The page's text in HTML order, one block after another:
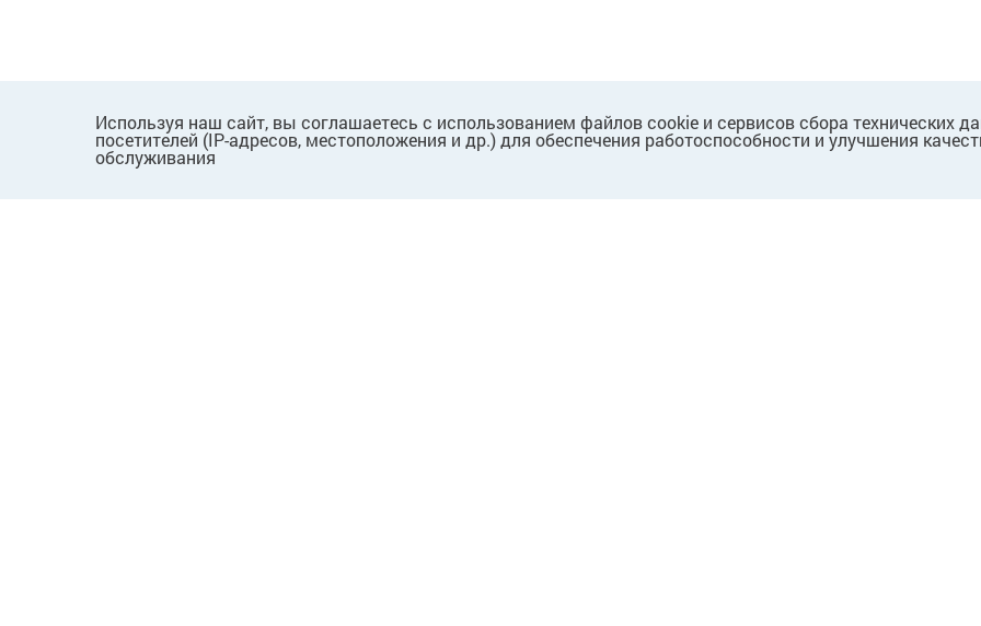
Используя наш сайт, вы соглашаетесь с использованием файлов cookie и сервисов сбора технических
посетителей (IP-адресов, местоположения и др.) для обеспечения работоспособности и улучшения
обслуживания